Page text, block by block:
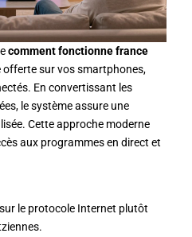
comment fonctionne france
sur vos smartphones,
En convertissant les
le système assure une
Cette approche moderne
aux programmes en direct et
le protocole Internet plutôt